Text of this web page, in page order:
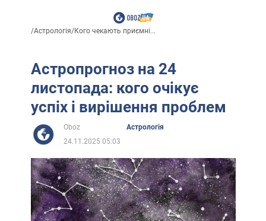
/Астрологія/Кого чекають приємні...
Астропрогноз на 24
листопада: кого очікує
успіх і вирішення проблем
Oboz
Астрологія
24.11.2025 05:03